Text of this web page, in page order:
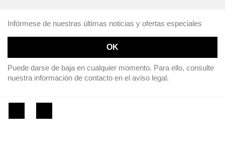
Infórmese de nuestras últimas noticias y ofertas especiales
Puede darse de baja en cualquier momento. Para ello, consulte
nuestra información de contacto en el aviso legal.